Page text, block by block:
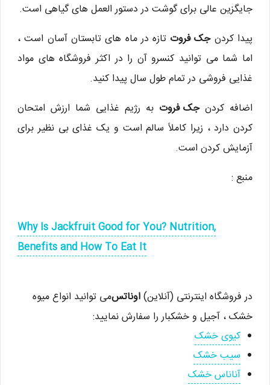
جایگزین عالی برای گوشت در دستور العمل های گیاهی است.
پیدا کردنجک فروت تازه در ماه های تابستان آسان است ،
اما شما می توانید کنسرو آن را در اکثر فروشگاه های مواد
غذایی فروشی در تمام طول سال پیدا کنید.
اضافه کردنجک فروت به رژیم غذایی شما ارزش امتحان
کردن دارد ، زیرا کاملاً سالم است و یک غذای بی نظیر برای
آزمایش کردن است.
منبع :
Why Is Jackfruit Good for You? Nutrition,
Benefits and How To Eat It
در فروشگاه اینترنتی (آنلاین)اوناتسمی توانید انواع میوه
خشک ، آجیل و خشکبار را سفارش نمایید:
کیوی خشک
سیب خشک
آناناس خشک